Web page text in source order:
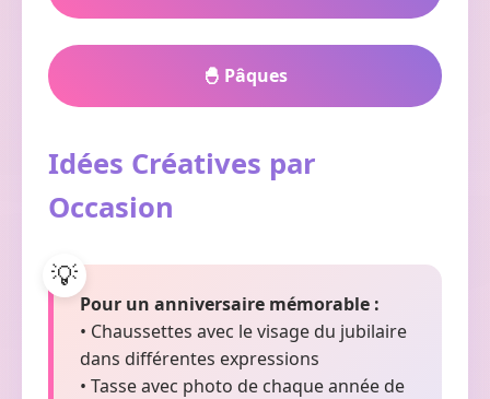
🐣 Pâques
Idées Créatives par
Occasion
Pour un anniversaire mémorable :
• Chaussettes avec le visage du jubilaire
dans différentes expressions
• Tasse avec photo de chaque année de